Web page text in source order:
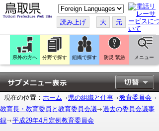
こ
の
ペ
ー
ジ
翻
訳
す
る
読み上げ 大 元
県外の方へ 分野で探す 組織で探す 防災 緊急 メニュー
現在の位置： ホーム 県の組織と仕事
教育委員会
教育長・教育委員と教育委員会議
過去の委員会議事
録
平成29年4月定例教育委員会